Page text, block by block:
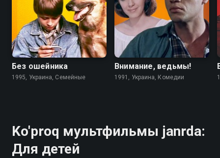
6.7 4.6
Без ошейника
1995, Украина, Семейные
5.6
Внимание, ведьмы!
1991, Украина, Комедии
Ko'proq мультфильмы janrda:
Для детей